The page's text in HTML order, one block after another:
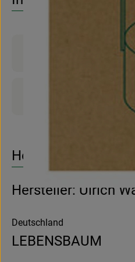
Herkunft
Hersteller: Ulrich
Deutschland
LEBENSBAUM